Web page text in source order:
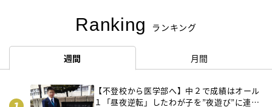
Ranking ランキング
週間 月間
【不登校から医学部へ】中２で成績はオール
１「昼夜逆転」したわが子を”夜遊び”に連れ